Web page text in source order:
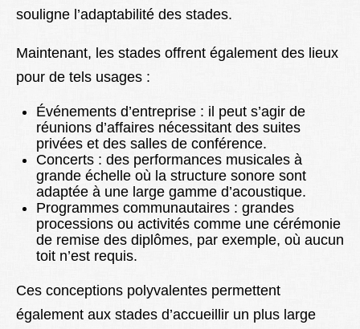
souligne l’adaptabilité des stades.
Maintenant, les stades offrent également des lieux
pour de tels usages :
Événements d’entreprise : il peut s’agir de
réunions d’affaires nécessitant des suites
privées et des salles de conférence.
Concerts : des performances musicales à
grande échelle où la structure sonore sont
adaptée à une large gamme d’acoustique.
Programmes communautaires : grandes
processions ou activités comme une cérémonie
de remise des diplômes, par exemple, où aucun
toit n’est requis.
Ces conceptions polyvalentes permettent
également aux stades d’accueillir un plus large